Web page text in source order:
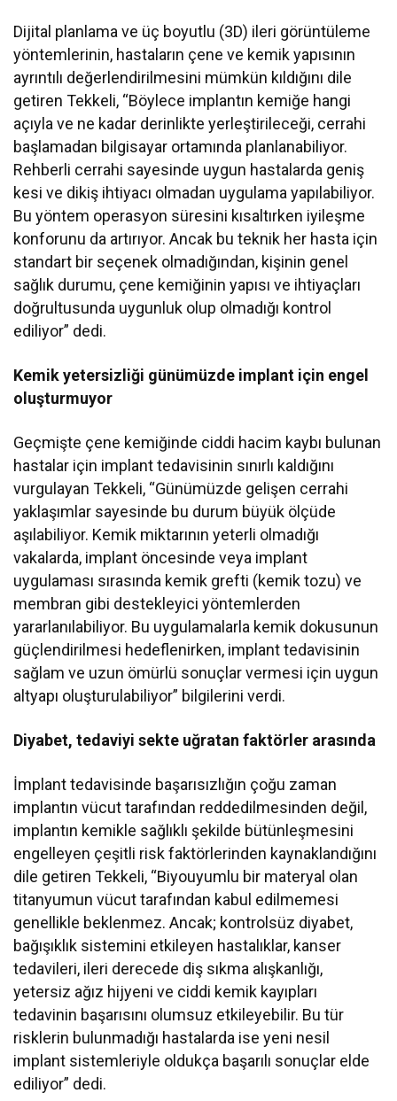
Dijital planlama ve üç boyutlu (3D) ileri görüntüleme
yöntemlerinin, hastaların çene ve kemik yapısının
ayrıntılı değerlendirilmesini mümkün kıldığını dile
getiren Tekkeli, “Böylece implantın kemiğe hangi
açıyla ve ne kadar derinlikte yerleştirileceği, cerrahi
başlamadan bilgisayar ortamında planlanabiliyor.
Rehberli cerrahi sayesinde uygun hastalarda geniş
kesi ve dikiş ihtiyacı olmadan uygulama yapılabiliyor.
Bu yöntem operasyon süresini kısaltırken iyileşme
konforunu da artırıyor. Ancak bu teknik her hasta için
standart bir seçenek olmadığından, kişinin genel
sağlık durumu, çene kemiğinin yapısı ve ihtiyaçları
doğrultusunda uygunluk olup olmadığı kontrol
ediliyor” dedi.
Kemik yetersizliği günümüzde implant için engel
oluşturmuyor
Geçmişte çene kemiğinde ciddi hacim kaybı bulunan
hastalar için implant tedavisinin sınırlı kaldığını
vurgulayan Tekkeli, “Günümüzde gelişen cerrahi
yaklaşımlar sayesinde bu durum büyük ölçüde
aşılabiliyor. Kemik miktarının yeterli olmadığı
vakalarda, implant öncesinde veya implant
uygulaması sırasında kemik grefti (kemik tozu) ve
membran gibi destekleyici yöntemlerden
yararlanılabiliyor. Bu uygulamalarla kemik dokusunun
güçlendirilmesi hedeflenirken, implant tedavisinin
sağlam ve uzun ömürlü sonuçlar vermesi için uygun
altyapı oluşturulabiliyor” bilgilerini verdi.
Diyabet, tedaviyi sekte uğratan faktörler arasında
İmplant tedavisinde başarısızlığın çoğu zaman
implantın vücut tarafından reddedilmesinden değil,
implantın kemikle sağlıklı şekilde bütünleşmesini
engelleyen çeşitli risk faktörlerinden kaynaklandığını
dile getiren Tekkeli, “Biyouyumlu bir materyal olan
titanyumun vücut tarafından kabul edilmemesi
genellikle beklenmez. Ancak; kontrolsüz diyabet,
bağışıklık sistemini etkileyen hastalıklar, kanser
tedavileri, ileri derecede diş sıkma alışkanlığı,
yetersiz ağız hijyeni ve ciddi kemik kayıpları
tedavinin başarısını olumsuz etkileyebilir. Bu tür
risklerin bulunmadığı hastalarda ise yeni nesil
implant sistemleriyle oldukça başarılı sonuçlar elde
ediliyor” dedi.